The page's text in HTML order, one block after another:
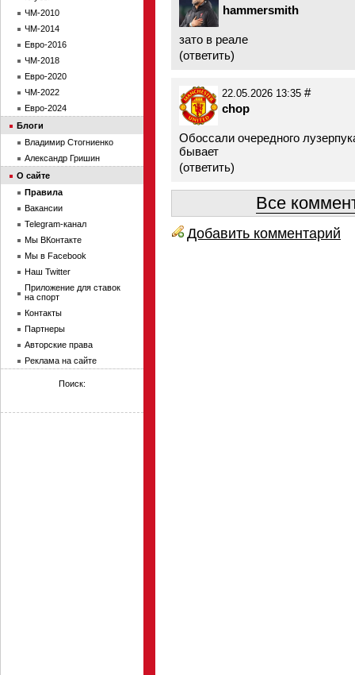
hammersmith
зато в реале
(ответить)
22.05.2026 13:35 #
chop
Обоссали очередного
бывает
(ответить)
Все
Добавить комментарий
ЧМ-2010
ЧМ-2014
Евро-2016
ЧМ-2018
Евро-2020
ЧМ-2022
Евро-2024
Блоги
Владимир Стогниенко
Александр Гришин
О сайте
Правила
Вакансии
Telegram-канал
Мы ВКонтакте
Мы в Facebook
Наш Twitter
Приложение для ставок
на спорт
Контакты
Партнеры
Авторские права
Реклама на сайте
Поиск: